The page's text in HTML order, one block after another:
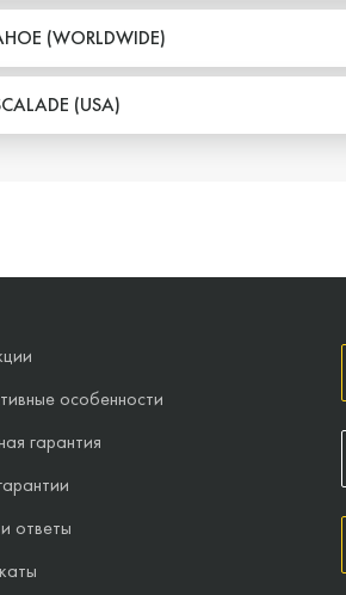
(WORLDWIDE)
(USA)
особенности
гарантия
ответы